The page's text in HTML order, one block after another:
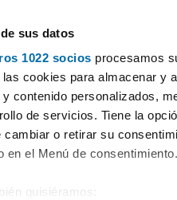
sus datos
1022 socios procesamos
cookies para almacenar y
contenido personalizados,
de servicios. Tiene la
cambiar o retirar su
en el Menú de consentimiento.
quisiéramos:
Alquiler piso con 2 baños